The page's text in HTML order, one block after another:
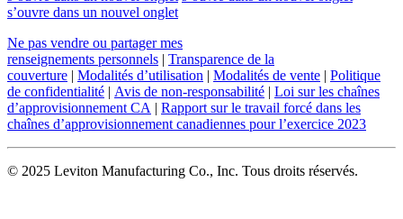
s’ouvre dans un nouvel onglet
Ne pas vendre ou partager mes
renseignements personnels | Transparence de la
couverture | Modalités d’utilisation | Modalités de vente | Politique
de confidentialité | Avis de non-responsabilité | Loi sur les chaînes
d’approvisionnement CA | Rapport sur le travail forcé dans les
chaînes d’approvisionnement canadiennes pour l’exercice 2023
© 2025 Leviton Manufacturing Co., Inc. Tous droits réservés.